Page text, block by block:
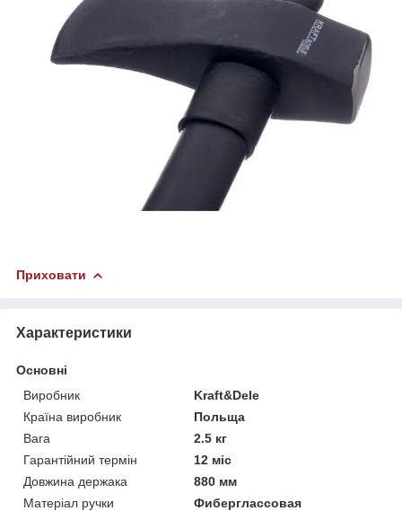
Приховати
Характеристики
Основні
Виробник
Kraft&Dele
Країна виробник
Польща
Вага
2.5 кг
Гарантійний термін
12 міс
Довжина держака
880 мм
Матеріал ручки
Фиберглассовая